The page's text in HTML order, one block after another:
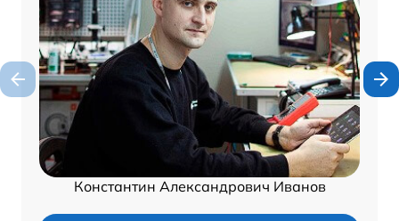
Константин Александрович Иванов